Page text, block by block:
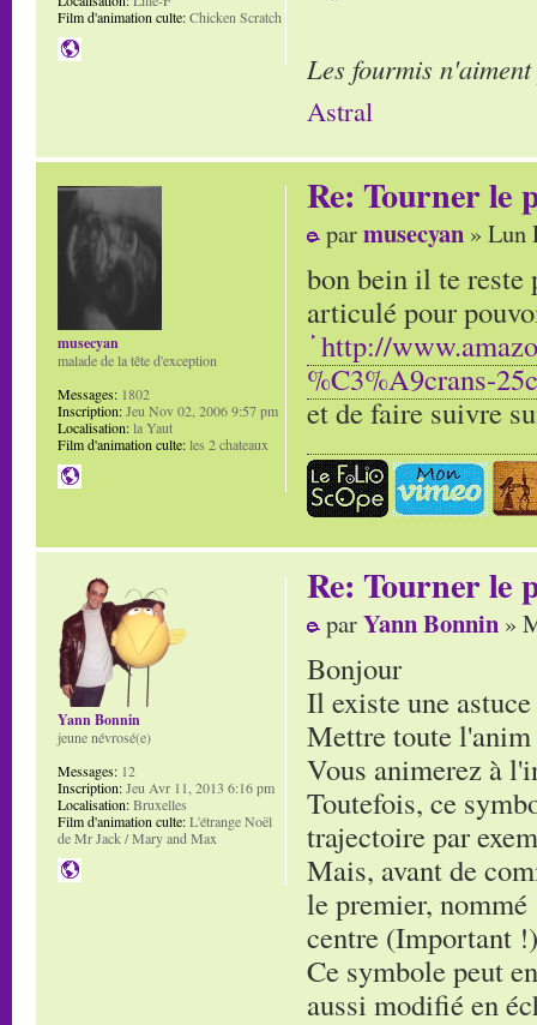
Les fourmis
Astral
Film d'animation culte:Chicken Scratch
Re: Tourner le
parmusecyan » Lun
bon bein il te reste
articulé pour
http://
%C3%A9crans-
et de faire suivre
musecyan
malade de la tête d'exception
Messages: 1802
Inscription:Jeu Nov 02, 2006 9:57 pm
Localisation:la Yaut
Film d'animation culte:les 2 chateaux
Re: Tourner le
parYann Bonnin »
Bonjour
Il existe une
Mettre toute l'anim
Vous animerez à
Toutefois, ce
trajectoire par
Mais, avant de
le premier,
centre (Important
Ce symbole peut
aussi modifié en
Yann Bonnin
jeune névrosé(e)
Messages: 12
Inscription:Jeu Avr 11, 2013 6:16 pm
Localisation:Bruxelles
Film d'animation culte:L'étrange Noël
de Mr Jack / Mary and Max